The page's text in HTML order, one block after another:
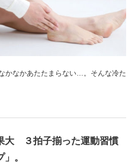
かなかあたたまらない…。そんな冷た
大 ３拍子揃った運動習慣
。